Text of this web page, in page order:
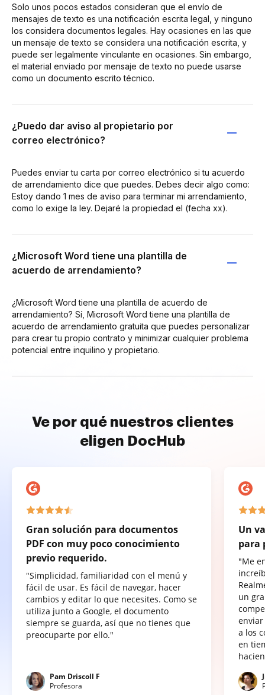
Solo unos pocos estados consideran que el envío de
mensajes de texto es una notificación escrita legal, y ninguno
los considera documentos legales. Hay ocasiones en las que
un mensaje de texto se considera una notificación escrita, y
puede ser legalmente vinculante en ocasiones. Sin embargo,
el material enviado por mensaje de texto no puede usarse
como un documento escrito técnico.
¿Puedo dar aviso al propietario por
correo electrónico?
Puedes enviar tu carta por correo electrónico si tu acuerdo
de arrendamiento dice que puedes. Debes decir algo como:
Estoy dando 1 mes de aviso para terminar mi arrendamiento,
como lo exige la ley. Dejaré la propiedad el (fecha xx).
¿Microsoft Word tiene una plantilla de
acuerdo de arrendamiento?
¿Microsoft Word tiene una plantilla de acuerdo de
arrendamiento? Sí, Microsoft Word tiene una plantilla de
acuerdo de arrendamiento gratuita que puedes personalizar
para crear tu propio contrato y minimizar cualquier problema
potencial entre inquilino y propietario.
Ve por qué nuestros clientes
eligen DocHub
Gran solución para documentos
PDF con muy poco conocimiento
previo requerido.
"Simplicidad, familiaridad con el menú y
fácil de usar. Es fácil de navegar, hacer
cambios y editar lo que necesites. Como se
utiliza junto a Google, el documento
siempre se guarda, así que no tienes que
preocuparte por ello."
Pam Driscoll F
Profesora
Un
para
"Me
un
a los
en